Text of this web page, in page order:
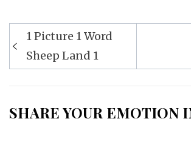
Navigation
de
l’article
1 Picture 1 Word
Sheep Land 1
SHARE YOUR EMOTION